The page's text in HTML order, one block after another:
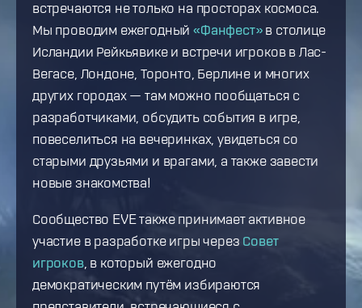
встречаются не только на просторах космоса.
Мы проводим ежегодный«Фанфест»в столице
Исландии Рейкьявике и встречи игроков в Лас-
Вегасе, Лондоне, Торонто, Берлине и многих
других городах — там можно пообщаться с
разработчиками, обсудить события в игре,
повеселиться на вечеринках, увидеться со
старыми друзьями и врагами, а также завести
новые знакомства!
Сообщество EVE также принимает активное
участие в разработке игры через Совет
игроков, в который ежегодно
демократическим путём избираются